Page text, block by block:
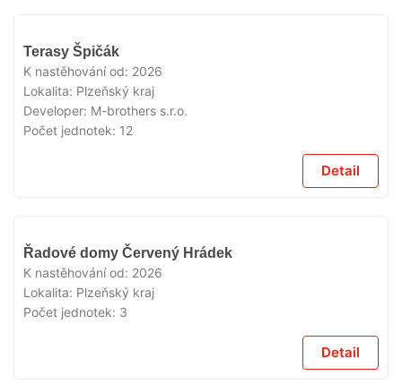
Terasy Špičák
K nastěhování od: 2026
Lokalita: Plzeňský kraj
Developer: M-brothers s.r.o.
Počet jednotek: 12
Detail
V
Řadové domy Červený Hrádek
K nastěhování od: 2026
Lokalita: Plzeňský kraj
Počet jednotek: 3
Detail